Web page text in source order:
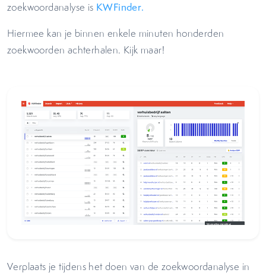
zoekwoordanalyse is KWFinder.
Hiermee kan je binnen enkele minuten honderden
zoekwoorden achterhalen. Kijk maar!
Verplaats je tijdens het doen van de zoekwoordanalyse in